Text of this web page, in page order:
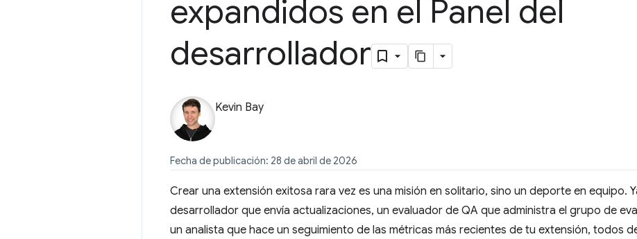
expandidos en el Panel del
desarrollador
Kevin Bay
Fecha de publicación: 28 de abril de 2026
Crear una extensión exitosa rara vez es una misión en solitario, sino un deporte en equipo.
desarrollador que envía actualizaciones, un evaluador de QA que administra el grupo de
un analista que hace un seguimiento de las métricas más recientes de tu extensión, todos